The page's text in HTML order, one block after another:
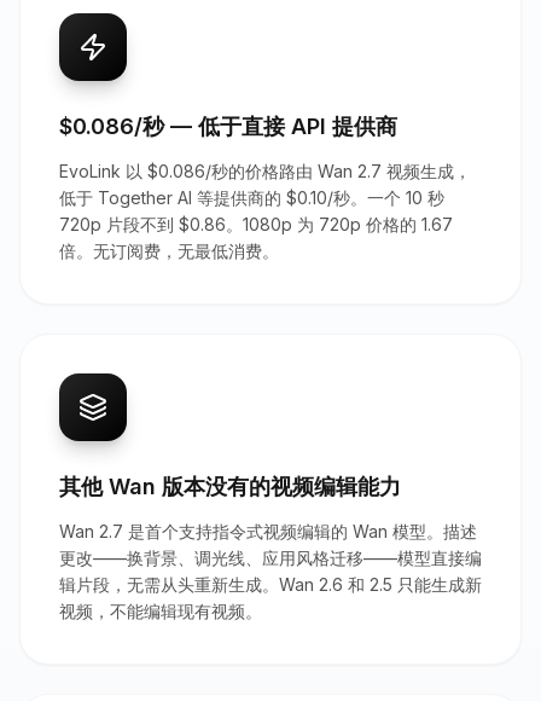
$0.086/秒 — 低于直接 API 提供商
EvoLink 以 $0.086/秒的价格路由 Wan 2.7 视频生成，
低于 Together AI 等提供商的 $0.10/秒。一个 10 秒
720p 片段不到 $0.86。1080p 为 720p 价格的 1.67
倍。无订阅费，无最低消费。
其他 Wan 版本没有的视频编辑能力
Wan 2.7 是首个支持指令式视频编辑的 Wan 模型。描述
更改——换背景、调光线、应用风格迁移——模型直接编
辑片段，无需从头重新生成。Wan 2.6 和 2.5 只能生成新
视频，不能编辑现有视频。